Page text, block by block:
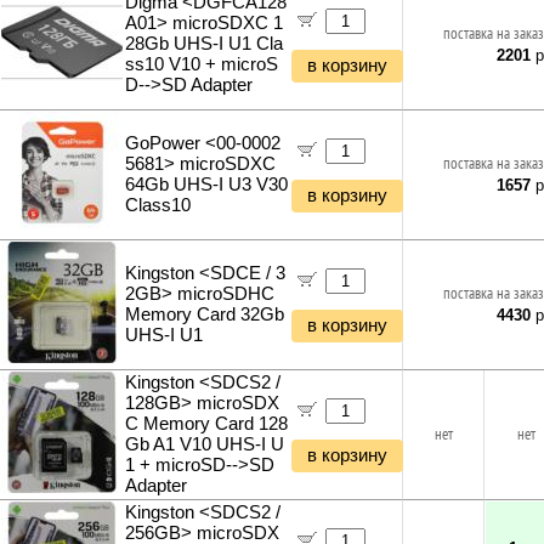
Минимойки
Поливочное оборудование
Кусторезы и садовые ножницы
Садовые измельчители
Газонокосилки и триммеры
Культиваторы и мотоблоки
Снегоуборщики и подметальщики
Мотобуры
Отбойные молотки
Вибротехника
Бетономешалки
Садовые инструменты
Наборы инструментов
Хранение инструментов
Удлинители силовые
Фонари и мобильные светильники
Мультитулы и ножи
Инструменты и техника прочее
Светодиодные ленты
Блоки питания для светодиодных лент
Светодиодные прожекторы
Фитосветильники и фитолампы
Светильники настольные
Фонари и мобильные светильники
Ночники и декоративные светильники
Гирлянды и гибкий неон
A01> microSDXC 1
28Gb UHS-I U1 Cla
ss10 V10 + microS
D-->SD Adapter
в корзину
поставка на
2201
GoPower <00-0002
5681> microSDXC
64Gb UHS-I U3 V30
Class10
в корзину
поставка на
1657
Kingston <SDCE / 3
2GB> microSDHC
Memory Card 32Gb
UHS-I U1
в корзину
поставка на
4430
Kingston <SDCS2 /
128GB> microSDX
C Memory Card 128
Gb A1 V10 UHS-I U
1 + microSD-->SD
Adapter
в корзину
нет нет
Kingston <SDCS2 /
256GB> microSDX